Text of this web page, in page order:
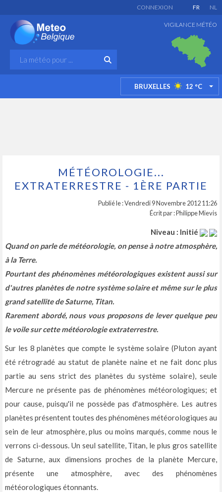
FR NL
CONNEXION
VIGILANCE MÉTÉO
BRUXELLES 12 °C
MÉTÉOROLOGIE...
EXTRATERRESTRE - 1ÈRE PARTIE
Publié le : Vendredi 9 Novembre 2012 11:26
Écrit par : Philippe Mievis
Niveau : Initié
Quand on parle de météorologie, on pense à notre atmosphère,
à la Terre.
Pourtant des phénomènes météorologiques existent aussi sur
d'autres planètes de notre système solaire et même sur le plus
grand satellite de Saturne, Titan.
Rarement abordé, nous vous proposons de lever quelque peu
le voile sur cette météorologie extraterrestre.
Sur les 8 planètes que compte le système solaire (Pluton ayant
été rétrogradé au statut de planète naine et ne fait donc plus
partie au sens strict des planètes du système solaire), seule
Mercure ne présente pas de phénomènes météorologiques; et
pour cause, puisqu'il ne possède pas d'atmosphère. Les autres
planètes présentent toutes des phénomènes météorologiques au
sein de leur atmosphère, plus ou moins marqués, comme nous le
verrons ci-dessous. Un seul satellite, Titan, le plus gros satellite
de Saturne, aux dimensions proches de la planète Mercure,
présente une atmosphère, avec des phénomènes
météorologiques étonnants.